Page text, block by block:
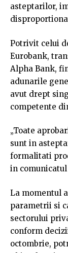
asteptarilor,
Potrivit celui
Eurobank,
Alpha Bank,
adunarile
avut drept
competente
„Toate
sunt in
formalitati
in comunicatul
La momentul
parametrii si
sectorului
conform
octombrie,